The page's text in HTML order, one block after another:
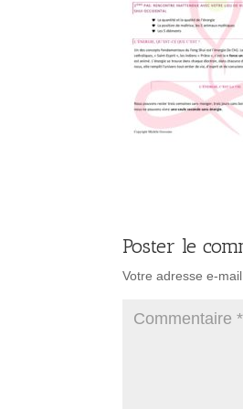
Poster le
Votre adresse e-